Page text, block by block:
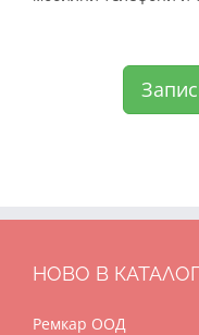
НОВО В
Ремкар ООД